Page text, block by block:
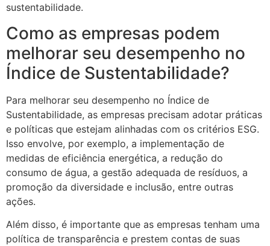
sustentabilidade.
Como as empresas podem
melhorar seu desempenho no
Índice de Sustentabilidade?
Para melhorar seu desempenho no Índice de
Sustentabilidade, as empresas precisam adotar práticas
e políticas que estejam alinhadas com os critérios ESG.
Isso envolve, por exemplo, a implementação de
medidas de eficiência energética, a redução do
consumo de água, a gestão adequada de resíduos, a
promoção da diversidade e inclusão, entre outras
ações.
Além disso, é importante que as empresas tenham uma
política de transparência e prestem contas de suas